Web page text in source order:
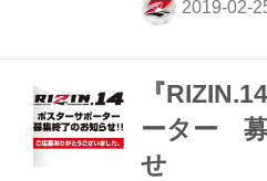
だける方は、下
は2月28日（木
り前でも定員に
ただく場合が
・個人の方はお
『
ーター 募
せ